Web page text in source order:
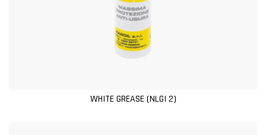
WHITE GREASE (NLGI 2)